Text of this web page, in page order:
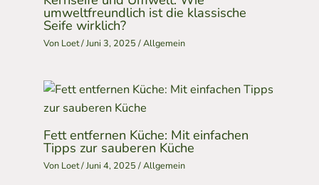
umweltfreundlich ist die klassische
Seife wirklich?
Von Loet/Juni 3, 2025/Allgemein
Fett entfernen Küche: Mit einfachen
Tipps zur sauberen Küche
Von Loet/Juni 4, 2025/Allgemein